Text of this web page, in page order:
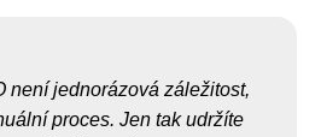
není jednorázová záležitost,
proces. Jen tak udržíte